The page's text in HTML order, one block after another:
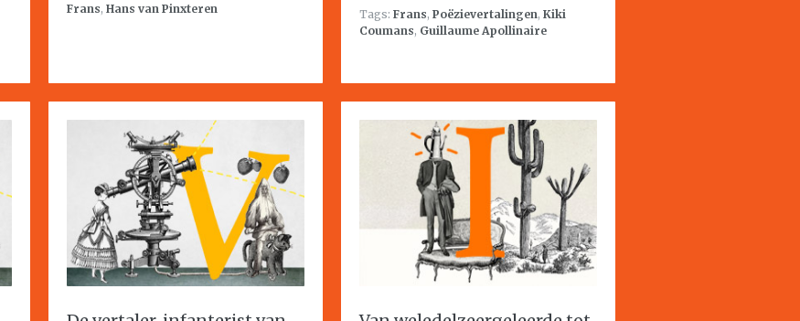
Frans, Hans van Pinxteren Tags: Frans, Poëzievertalingen, Kiki
Coumans, Guillaume Apollinaire